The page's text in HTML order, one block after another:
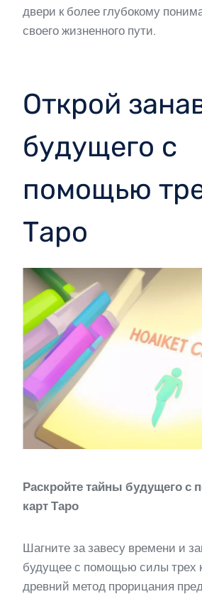
двери к более глубокому
своего жизненного пути.
Открой
будущего с
помощью
Таро
Раскройте тайны будущего с
карт Таро
Шагните за завесу времени и
будущее с помощью силы трех
древний метод прорицания